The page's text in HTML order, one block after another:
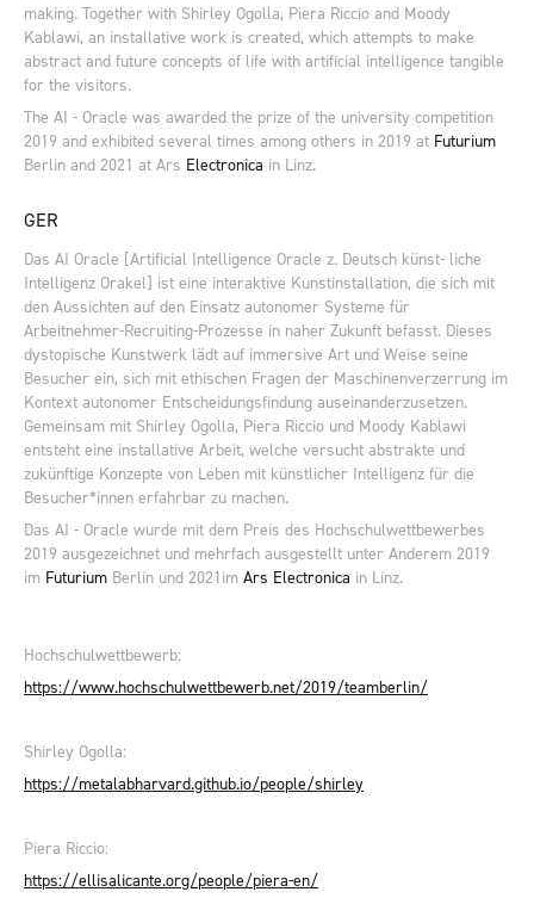
making. Together with Shirley Ogolla, Piera Riccio and Moody
Kablawi, an installative work is created, which attempts to make
abstract and future concepts of life with artificial intelligence tangible
for the visitors.
The AI - Oracle was awarded the prize of the university competition
2019 and exhibited several times among others in 2019 at Futurium
Berlin and 2021 at Ars Electronica in Linz.
GER
Das AI Oracle [Artificial Intelligence Oracle z. Deutsch künst- liche
Intelligenz Orakel] ist eine interaktive Kunstinstallation, die sich mit
den Aussichten auf den Einsatz autonomer Systeme für
Arbeitnehmer-Recruiting-Prozesse in naher Zukunft befasst. Dieses
dystopische Kunstwerk lädt auf immersive Art und Weise seine
Besucher ein, sich mit ethischen Fragen der Maschinenverzerrung im
Kontext autonomer Entscheidungsfindung auseinanderzusetzen.
Gemeinsam mit Shirley Ogolla, Piera Riccio und Moody Kablawi
entsteht eine installative Arbeit, welche versucht abstrakte und
zukünftige Konzepte von Leben mit künstlicher Intelligenz für die
Besucher*innen erfahrbar zu machen.
Das AI - Oracle wurde mit dem Preis des Hochschulwettbewerbes
2019 ausgezeichnet und mehrfach ausgestellt unter Anderem 2019
im Futurium Berlin und 2021im Ars Electronica in Linz.
Hochschulwettbewerb:
https://www.hochschulwettbewerb.net/2019/teamberlin/
Shirley Ogolla:
https://metalabharvard.github.io/people/shirley
Piera Riccio:
https://ellisalicante.org/people/piera-en/